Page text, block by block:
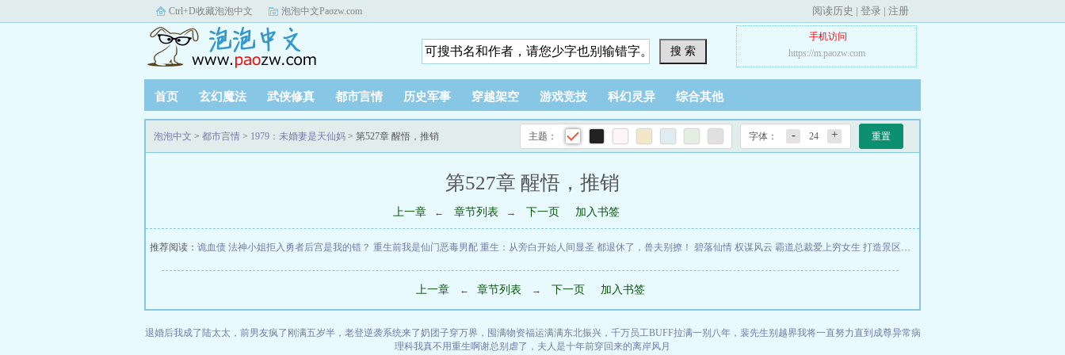
Ctrl+D收藏泡泡中文 泡泡中文Paozw.com 阅读历史 | 登录 | 注册
搜 索
手机访问
https://m.paozw.com
首页 玄幻魔法 武侠修真 都市言情 历史军事 穿越架空 游戏竞技 科幻灵异 综合其他
主题： 字体： - 24 + 重置
泡泡中文 > 都市言情 > 1979：未婚妻是天仙妈 > 第527章 醒悟，推销
第527章 醒悟，推销
上一章 ← 章节列表 → 下一页 加入书签
推荐阅读： 诡血债 法神小姐拒入勇者后宫是我的错？ 重生前我是仙门恶毒男配 重生：从旁白开始人间显圣 都退休了，兽夫别撩！ 碧落仙情 权谋风云 霸道总裁爱上穷女生 打造景区，我的NPC来自古代！
上一章 ← 章节列表 → 下一页 加入书签
退婚后我成了陆太太，前男友疯了 刚满五岁半，老登逆袭系统来了奶团子穿万界，囤满物资福运满满东北振兴，千万员工BUFF拉满一别八年，裴先生别越界我将一直努力直到成尊异常病
理科我真不用重生啊谢总别虐了，夫人是十年前穿回来的离岸风月